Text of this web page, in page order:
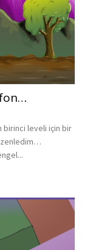
birinci leveli için bir